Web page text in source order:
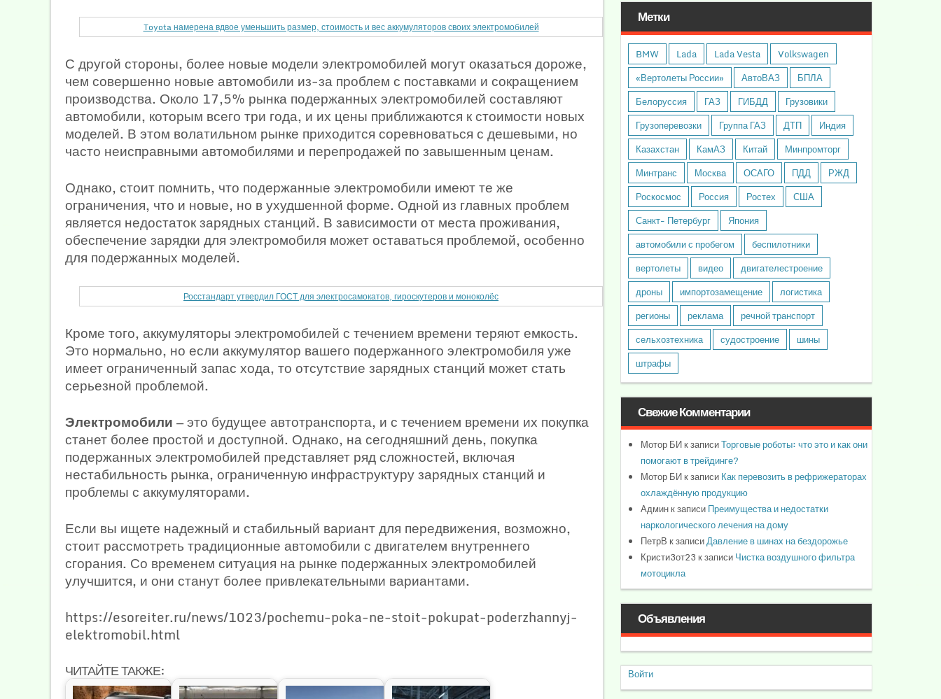
Toyota намерена вдвое уменьшить размер, стоимость и вес аккумуляторов своих электромобилей
С другой стороны, более новые модели электромобилей могут оказаться дороже,
чем совершенно новые автомобили из-за проблем с поставками и сокращением
производства. Около 17,5% рынка подержанных электромобилей составляют
автомобили, которым всего три года, и их цены приближаются к стоимости новых
моделей. В этом волатильном рынке приходится соревноваться с дешевыми, но
часто неисправными автомобилями и перепродажей по завышенным ценам.
Однако, стоит помнить, что подержанные электромобили имеют те же
ограничения, что и новые, но в ухудшенной форме. Одной из главных проблем
является недостаток зарядных станций. В зависимости от места проживания,
обеспечение зарядки для электромобиля может оставаться проблемой, особенно
для подержанных моделей.
Росстандарт утвердил ГОСТ для электросамокатов, гироскутеров и моноколёс
Кроме того, аккумуляторы электромобилей с течением времени теряют емкость.
Это нормально, но если аккумулятор вашего подержанного электромобиля уже
имеет ограниченный запас хода, то отсутствие зарядных станций может стать
серьезной проблемой.
Электромобили — это будущее автотранспорта, и с течением времени их покупка
станет более простой и доступной. Однако, на сегодняшний день, покупка
подержанных электромобилей представляет ряд сложностей, включая
нестабильность рынка, ограниченную инфраструктуру зарядных станций и
проблемы с аккумуляторами.
Если вы ищете надежный и стабильный вариант для передвижения, возможно,
стоит рассмотреть традиционные автомобили с двигателем внутреннего
сгорания. Со временем ситуация на рынке подержанных электромобилей
улучшится, и они станут более привлекательными вариантами.
https://esoreiter.ru/news/1023/pochemu-poka-ne-stoit-pokupat-poderzhannyj-
elektromobil.html
ЧИТАЙТЕ ТАКЖЕ:
Метки
BMW Lada Lada Vesta
Volkswagen
«Вертолеты России»
АвтоВАЗ
БПЛА
Белоруссия
ГАЗ ГИБДД
Грузовики
Грузоперевозки
Группа ГАЗ ДТП
Индия
Казахстан
КамАЗ Китай
Минпромторг
Минтранс
Москва ОСАГО ПДД
РЖД
Роскосмос
Россия Ростех
США
Санкт- Петербург
Япония
автомобили с пробегом
беспилотники
вертолеты
видео
двигателестроение
дроны
импортозамещение
логистика
регионы
реклама
речной транспорт
сельхозтехника
судостроение
шины
штрафы
Свежие Комментарии
Мотор БИк записиТорговые роботы: что это и как они
помогают в трейдинге?
Мотор БИк записиКак перевозить в рефрижераторах
охлаждённую продукцию
Админк записиПреимущества и недостатки
наркологического лечения на дому
ПетрВ к записиДавление в шинах на бездорожье
Кристи3от23 к записиЧистка воздушного фильтра
мотоцикла
Объявления
Войти